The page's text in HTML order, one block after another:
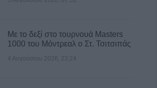
Με το δεξί στο τουρνουά Masters
1000 του Μόντρεαλ ο Στ. Τσιτσιπάς
4 Αυγούστου 2026, 23:24